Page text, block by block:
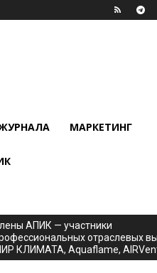
МАРКЕТИНГ
АПИК — участники
отраслевых
КЛИМАТА, Aquaflame, AIRVent